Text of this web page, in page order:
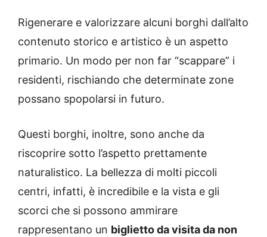
Rigenerare e valorizzare alcuni borghi dall’alto
contenuto storico e artistico è un aspetto
primario. Un modo per non far “scappare” i
residenti, rischiando che determinate zone
possano spopolarsi in futuro.
Questi borghi, inoltre, sono anche da
riscoprire sotto l’aspetto prettamente
naturalistico. La bellezza di molti piccoli
centri, infatti, è incredibile e la vista e gli
scorci che si possono ammirare
rappresentano un biglietto da visita da non